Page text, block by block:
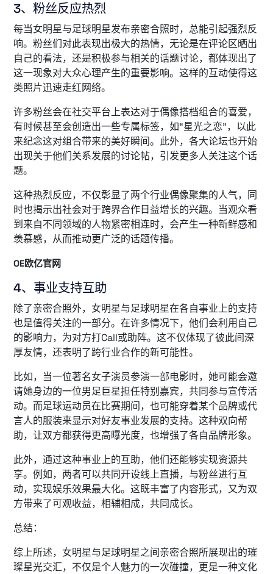
3、粉丝反应热烈
每当女明星与足球明星发布亲密合照时，总能引起强烈反
响。粉丝们对此表现出极大的热情，无论是在评论区晒出
自己的看法，还是积极参与相关的话题讨论，都体现出了
这一现象对大众心理产生的重要影响。这样的互动使得这
类照片迅速走红网络。
许多粉丝会在社交平台上表达对于偶像搭档组合的喜爱，
有时候甚至会创造出一些专属标签，如“星光之恋”，以此
来纪念这对组合带来的美好瞬间。此外，各大论坛也开始
出现关于他们关系发展的讨论帖，引发更多人关注这个话
题。
这种热烈反应，不仅彰显了两个行业偶像聚集的人气，同
时也揭示出社会对于跨界合作日益增长的兴趣。当观众看
到来自不同领域的人物紧密相连时，会产生一种新鲜感和
羡慕感，从而推动更广泛的话题传播。
OE欧亿官网
4、事业支持互助
除了亲密合照外，女明星与足球明星在各自事业上的支持
也是值得关注的一部分。在许多情况下，他们会利用自己
的影响力，为对方打Call或助阵。这不仅体现了彼此间深
厚友情，还表明了跨行业合作的新可能性。
比如，当一位著名女子演员参演一部电影时，她可能会邀
请她身边的一位男足巨星担任特别嘉宾，共同参与宣传活
动。而足球运动员在比赛期间，也可能穿着某个品牌或代
言人的服装来显示对好友事业发展的支持。这种双向帮
助，让双方都获得更高曝光度，也增强了各自品牌形象。
此外，通过这种事业上的互助，他们还能够实现资源共
享。例如，两者可以共同开设线上直播，与粉丝进行互
动，实现娱乐效果最大化。这既丰富了内容形式，又为双
方带来了可观收益，相辅相成，共同成长。
总结：
综上所述，女明星与足球明星之间亲密合照所展现出的璀
璨星光交汇，不仅是个人魅力的一次碰撞，更是一种文化